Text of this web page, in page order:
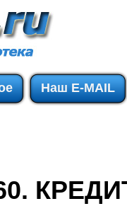
Наш E-MAIL